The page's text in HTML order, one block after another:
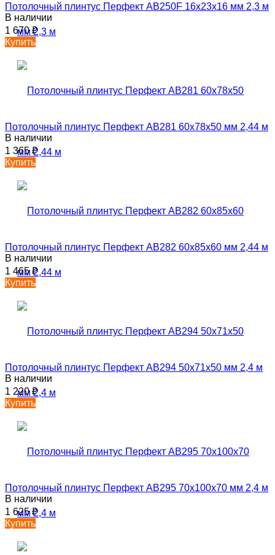
Потолочный плинтус Перфект AB250F 16х23х16 мм 2,3 м
В наличии
1 670₽
Купить
Потолочный плинтус Перфект AB281 60х78х50 мм 2,44 м
В наличии
1 365₽
Купить
Потолочный плинтус Перфект AB282 60х85х60 мм 2,44 м
В наличии
1 465₽
Купить
Потолочный плинтус Перфект AB294 50х71х50 мм 2,4 м
В наличии
1 220₽
Купить
Потолочный плинтус Перфект AB295 70х100х70 мм 2,4 м
В наличии
1 625₽
Купить